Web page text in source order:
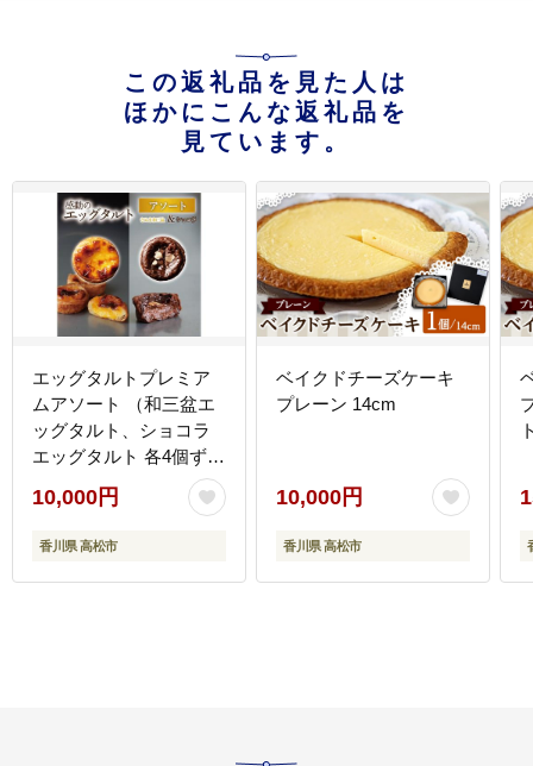
この返礼品を見た人は
ほかにこんな返礼品を
見ています。
エッグタルトプレミア
ムアソート （和三盆エ
ッグタルト、ショコラ
エッグタルト 各4個ず
10,000円
香川県 高松市
ベイクドチーズケーキ
プレーン 14cm
10,000円
香川県 高松市